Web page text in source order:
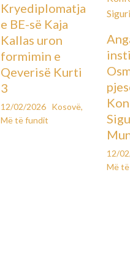
Kryediplomatja
e BE-së Kaja
Kallas uron
formimin e
Qeverisë Kurti
3
12/02/2026 Kosovë,
Më të fundit
12/
Më